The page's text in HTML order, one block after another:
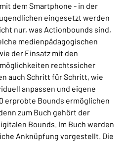
dem Smartphone - in der
eingesetzt werden
nur, was Actionbounds sind,
medienpädagogischen
der Einsatz mit den
rechtssicher
auch Schritt für Schritt, wie
anpassen und eigene
erprobte Bounds ermöglichen
zum Buch gehört der
Bounds. Im Buch werden
Anknüpfung vorgestellt. Die